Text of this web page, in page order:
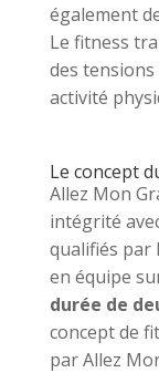
également
Le fitness
des
activité
Le concept
Allez Mon
intégrité
qualifiés par
en équipe
durée de
concept de
par Allez